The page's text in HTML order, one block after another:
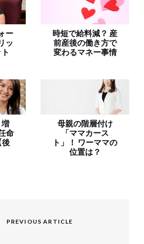
ー
ッ
時短で給料減？ 産
前産後の働き方で
変わるマネー事情
命
後
母親の階層付け
「ママカース
ト」！ ワーママの
位置は？
PREVIOUS ARTICLE